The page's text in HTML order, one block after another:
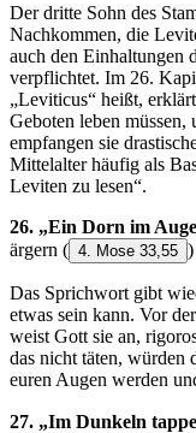
Der dritte Sohn des
Nachkommen, die
auch den Einhaltungen
verpflichtet. Im 26.
„Leviticus“ heißt,
Geboten leben müssen,
empfangen sie
Mittelalter häufig als
Leviten zu lesen“.
26. „Ein Dorn im
ärgern ( 4. Mose 33,55 )
Das Sprichwort gibt
etwas sein kann. Vor
weist Gott sie an,
das nicht täten, würden
euren Augen werden
27. „Im Dunkeln